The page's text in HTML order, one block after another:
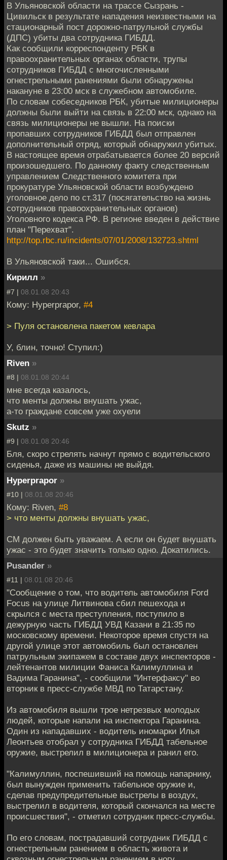
В Ульяновской области на трассе Сызрань -
Цивильск в результате нападения неизвестными на
стационарный пост дорожно-патрульной службы
(ДПС) убиты два сотрудника ГИБДД.
Как сообщили корреспонденту РБК в
правоохранительных органах области, трупы
сотрудников ГИБДД с многочисленными
огнестрельными ранениями были обнаружены
накануне в 23:00 мск в служебном автомобиле.
По словам собеседников РБК, убитые милиционеры
должны были выйти на связь в 22:00 мск, однако на
связь милиционеры не вышли. На поиски
пропавших сотрудников ГИБДД был отправлен
дополнительный отряд, который обнаружил убитых.
В настоящее время отрабатывается более 20 версий
произошедшего. По данному факту следственным
управлением Следственного комитета при
прокуратуре Ульяновской области возбуждено
уголовное дело по ст.317 (посягательство на жизнь
сотрудников правоохранительных органов)
Уголовного кодекса РФ. В регионе введен в действие
план "Перехват".
http://top.rbc.ru/incidents/07/01/2008/132723.shtml
В Ульяновской таки... Ошибся.
Кирилл »
#7 | 08.01.08 20:43
Кому: Hyperprapor, #4
> Пуля остановлена пакетом кевлара
У, блин, точно! Ступил:)
Riven »
#8 | 08.01.08 20:44
мне всегда казалось,
что менты должны внушать ужас,
а-то граждане совсем уже охуели
Skutz »
#9 | 08.01.08 20:46
Бля, скоро стрелять начнут прямо с водительского
сиденья, даже из машины не выйдя.
Hyperprapor »
#10 | 08.01.08 20:46
Кому: Riven, #8
> что менты должны внушать ужас,
СМ должен быть уважаем. А если он будет внушать
ужас - это будет значить только одно. Докатились.
Pusander »
#11 | 08.01.08 20:46
"Сообщение о том, что водитель автомобиля Ford
Focus на улице Литвинова сбил пешехода и
скрылся с места преступления, поступило в
дежурную часть ГИБДД УВД Казани в 21:35 по
московскому времени. Некоторое время спустя на
другой улице этот автомобиль был остановлен
патрульным экипажем в составе двух инспекторов -
лейтенантов милиции Фаниса Калимуллина и
Вадима Гаранина", - сообщили "Интерфаксу" во
вторник в пресс-службе МВД по Татарстану.
Из автомобиля вышли трое нетрезвых молодых
людей, которые напали на инспектора Гаранина.
Один из нападавших - водитель иномарки Илья
Леонтьев отобрал у сотрудника ГИБДД табельное
оружие, выстрелил в милиционера и ранил его.
"Калимуллин, поспешивший на помощь напарнику,
был вынужден применить табельное оружие и,
сделав предупредительные выстрелы в воздух,
выстрелил в водителя, который скончался на месте
происшествия", - отметил сотрудник пресс-службы.
По его словам, пострадавший сотрудник ГИБДД с
огнестрельным ранением в область живота и